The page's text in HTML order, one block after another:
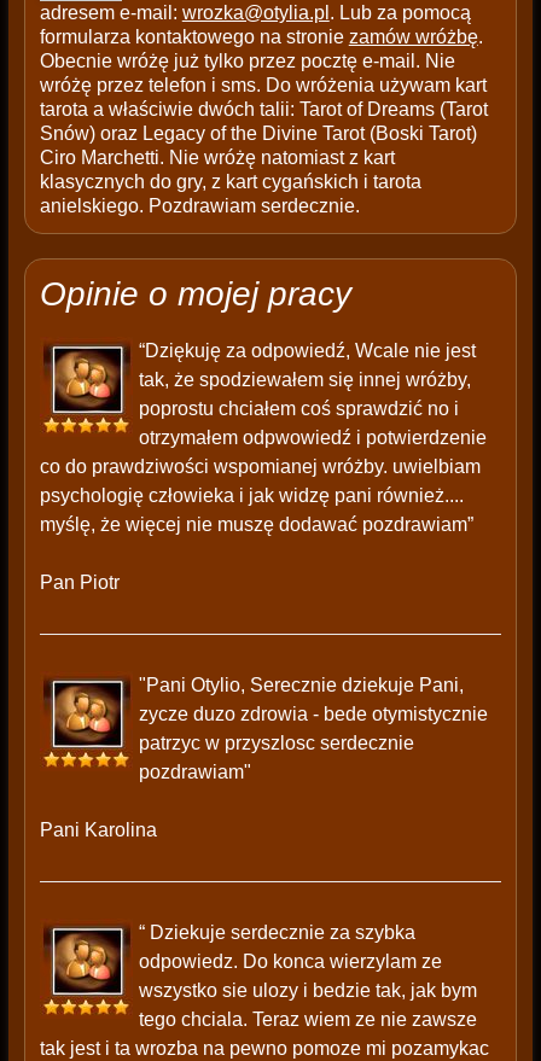
adresem e-mail: wrozka@otylia.pl . Lub za pomocą
formularza kontaktowego na stronie zamów wróżbę.
Obecnie wróżę już tylko przez pocztę e-mail. Nie
wróżę przez telefon i sms. Do wróżenia używam kart
tarota a właściwie dwóch talii: Tarot of Dreams (Tarot
Snów) oraz Legacy of the Divine Tarot (Boski Tarot)
Ciro Marchetti. Nie wróżę natomiast z kart
klasycznych do gry, z kart cygańskich i tarota
anielskiego. Pozdrawiam serdecznie.
Opinie o mojej pracy
“Dziękuję za odpowiedź, Wcale nie jest
tak, że spodziewałem się innej wróżby,
poprostu chciałem coś sprawdzić no i
otrzymałem odpwowiedź i potwierdzenie
co do prawdziwości wspomianej wróżby. uwielbiam
psychologię człowieka i jak widzę pani również....
myślę, że więcej nie muszę dodawać pozdrawiam”
Pan Piotr
"Pani Otylio, Serecznie dziekuje Pani,
zycze duzo zdrowia - bede otymistycznie
patrzyc w przyszlosc serdecznie
pozdrawiam"
Pani Karolina
“ Dziekuje serdecznie za szybka
odpowiedz. Do konca wierzylam ze
wszystko sie ulozy i bedzie tak, jak bym
tego chciala. Teraz wiem ze nie zawsze
tak jest i ta wrozba na pewno pomoze mi pozamykac